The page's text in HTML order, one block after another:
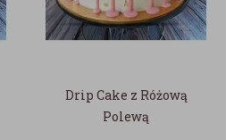
Drip Cake z Różową
Polewą